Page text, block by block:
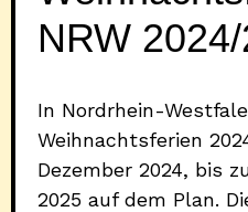
NRW
In Nordrhein-
Weihnachtsferien
Dezember 2024, bis
2025 auf dem Plan.